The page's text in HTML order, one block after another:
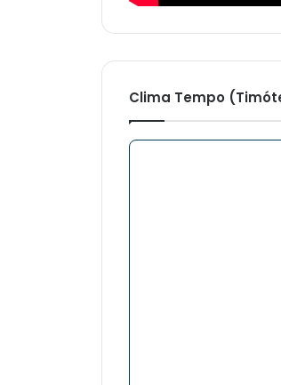
Clima Tempo